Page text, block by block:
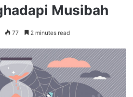
Musibah
77 2 minutes read